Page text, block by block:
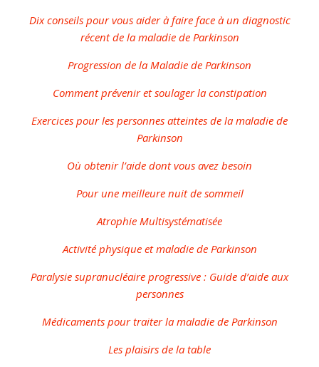
Dix conseils pour vous aider à faire face à un diagnostic
récent de la maladie de Parkinson
Progression de la Maladie de Parkinson
Comment prévenir et soulager la constipation
Exercices pour les personnes atteintes de la maladie de
Parkinson
Où obtenir l’aide dont vous avez besoin
Pour une meilleure nuit de sommeil
Atrophie Multisystématisée
Activité physique et maladie de Parkinson
Paralysie supranucléaire progressive : Guide d’aide aux
personnes
Médicaments pour traiter la maladie de Parkinson
Les plaisirs de la table